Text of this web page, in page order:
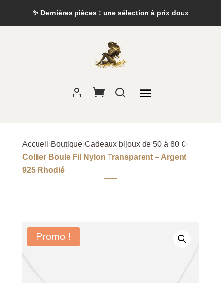
✨ Dernières pièces : une sélection à prix doux
Accueil ›Boutique›Cadeaux bijoux de 50 à 80 €›
Collier Boule Fil Nylon Transparent – Argent
925 Rhodié
Promo !